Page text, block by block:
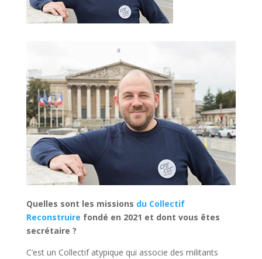
Quelles sont les missions du Collectif
Reconstruire fondé en 2021 et dont vous êtes
secrétaire ?
C’est un Collectif atypique qui associe des militants